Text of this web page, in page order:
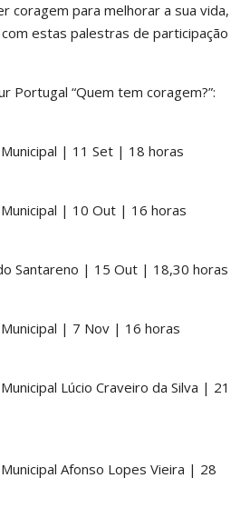
coragem para melhorar a sua vida,
estas palestras de participação
Portugal “Quem tem coragem?”:
| 11 Set | 18 horas
| 10 Out | 16 horas
Santareno | 15 Out | 18,30 horas
| 7 Nov | 16 horas
Lúcio Craveiro da Silva | 21
Afonso Lopes Vieira | 28